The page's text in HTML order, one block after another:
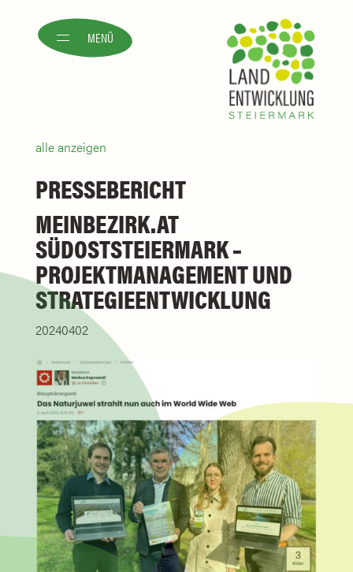
MENÜ
alle anzeigen
PRESSEBERICHT
MEINBEZIRK.AT
SÜDOSTSTEIERMARK –
PROJEKTMANAGEMENT UND
STRATEGIEENTWICKLUNG
20240402